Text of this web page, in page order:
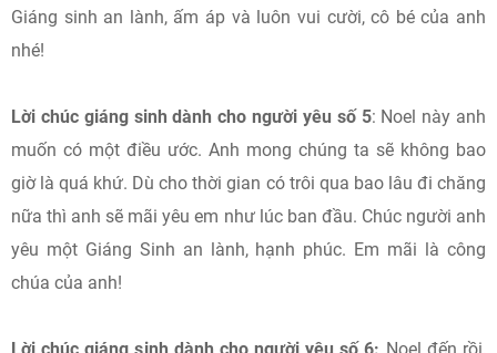
Giáng sinh an lành, ấm áp và luôn vui cười, cô bé của anh
nhé!
Lời chúc giáng sinh dành cho người yêu số 5: Noel này anh
muốn có một điều ước. Anh mong chúng ta sẽ không bao
giờ là quá khứ. Dù cho thời gian có trôi qua bao lâu đi chăng
nữa thì anh sẽ mãi yêu em như lúc ban đầu. Chúc người anh
yêu một Giáng Sinh an lành, hạnh phúc. Em mãi là công
chúa của anh!